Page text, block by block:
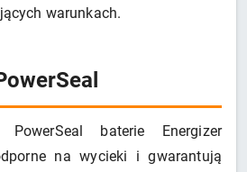
warunkach.
PowerSeal baterie Energizer
na wycieki i gwarantują